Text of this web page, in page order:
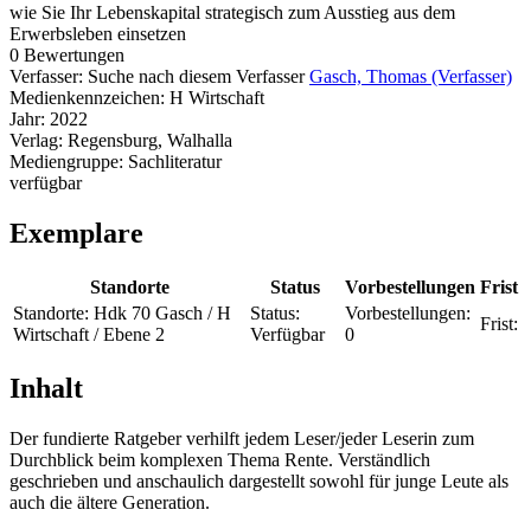
wie Sie Ihr Lebenskapital strategisch zum Ausstieg aus dem
Erwerbsleben einsetzen
0 Bewertungen
Verfasser: Suche nach diesem Verfasser Gasch, Thomas (Verfasser)
Medienkennzeichen: H Wirtschaft
Jahr: 2022
Verlag: Regensburg, Walhalla
Mediengruppe: Sachliteratur
verfügbar
Exemplare
Standorte Status Vorbestellungen Frist
Standorte: Hdk 70 Gasch / H
Wirtschaft / Ebene 2
Status:
Verfügbar
Vorbestellungen:
0
Frist:
Inhalt
Der fundierte Ratgeber verhilft jedem Leser/jeder Leserin zum
Durchblick beim komplexen Thema Rente. Verständlich
geschrieben und anschaulich dargestellt sowohl für junge Leute als
auch die ältere Generation.